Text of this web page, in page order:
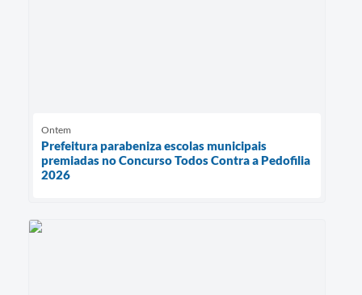
Ontem
Prefeitura parabeniza escolas municipais
premiadas no Concurso Todos Contra a Pedofilia
2026